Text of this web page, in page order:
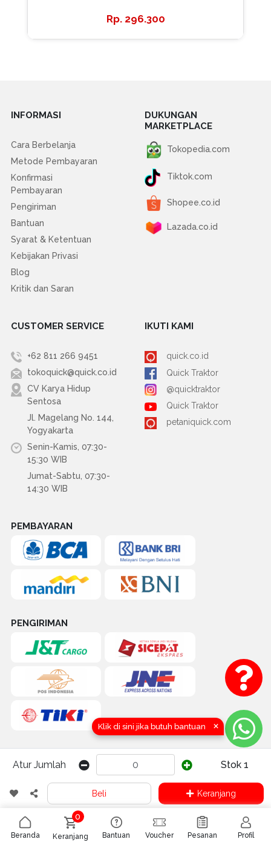
Klik di sini jika butuh bantuan ×
296.300
Atur Jumlah Stok 1
Beli Keranjang
INFORMASI
Cara Berbelanja
Metode Pembayaran
Konfirmasi
Pembayaran
Pengiriman
Bantuan
Syarat & Ketentuan
Kebijakan Privasi
Blog
Kritik dan Saran
DUKUNGAN
MARKETPLACE
Tokopedia.com
Tiktok.com
Shopee.co.id
Lazada.co.id
CUSTOMER SERVICE
+62 811 266 9451
tokoquick@quick.co.id
CV Karya Hidup
Sentosa
Jl. Magelang No. 144,
Yogyakarta
Senin-Kamis, 07:30-
15:30 WIB
Jumat-Sabtu, 07:30-
14:30 WIB
IKUTI KAMI
quick.co.id
Quick Traktor
@quicktraktor
Quick Traktor
petaniquick.com
PEMBAYARAN
PENGIRIMAN
COPYRIGHT (C) 2016-2026 by TOKOQUICK.ID | CV. KARYA HIDUP
SENTOSA (QUICK TRAKTOR) Yogyakarta, Indonesia
Beranda
0
Keranjang Bantuan Voucher Pesanan Profil